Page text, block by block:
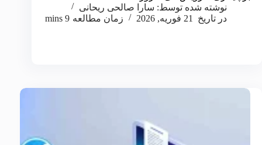
نوشته شده توسط: سارا صالحی ریحانی
در تاریخ
21 فوریه, 2026 زمان مطالعه 9 mins